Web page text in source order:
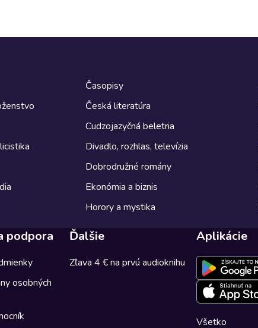
Časopisy
Česká literatúra
Cudzojazyčná beletria
Divadlo, rozhlas, televízia
Dobrodružné romány
Ekonómia a biznis
Horory a mystika
podpora
osobných
Ďalšie
Zľava 4 € na prvú audioknihu
Aplikácie
Všetko